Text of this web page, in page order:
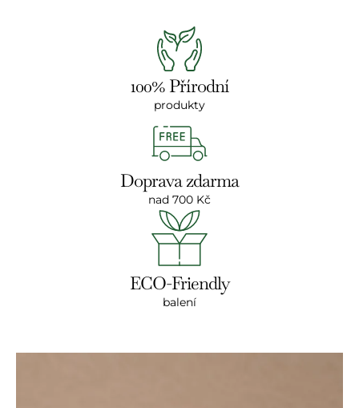
100% Přírodní
produkty
Doprava zdarma
nad 700 Kč
ECO-Friendly
balení